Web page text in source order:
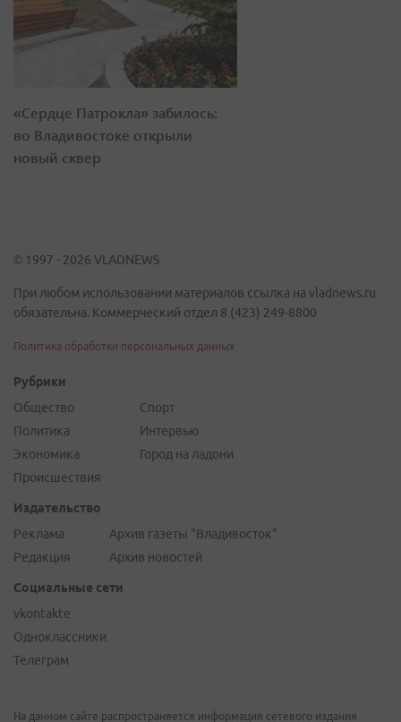
«Сердце Патрокла» забилось:
во Владивостоке открыли
новый сквер
© 1997 - 2026 VLADNEWS
При любом использовании материалов ссылка на vladnews.ru
обязательна. Коммерческий отдел 8 (423) 249-8800
Политика обработки персональных данных
Рубрики
Общество
Политика
Экономика
Происшествия
Спорт
Интервью
Город на ладони
Издательство
Реклама
Редакция
Архив газеты "Владивосток"
Архив новостей
Социальные сети
vkontakte
Одноклассники
Телеграм
На данном сайте распространяется информация сетевого издания